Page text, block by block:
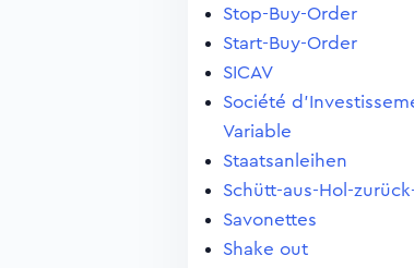
Stop-Buy-Order
Start-Buy-Order
SICAV
Société
Variable
Staatsanleihen
Schütt-aus-Hol-
Savonettes
Shake out